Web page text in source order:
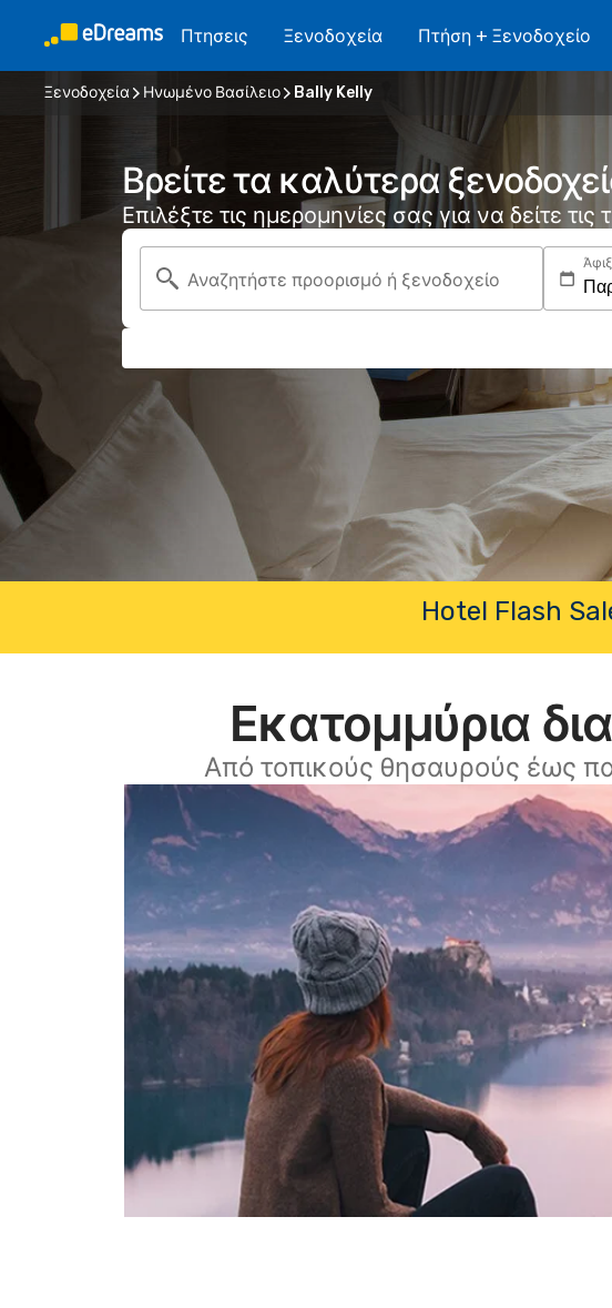
Πτησεις Ξενοδοχεία Πτήση + Ξενοδοχείο
Ξενοδοχεία Ηνωμένο Βασίλειο Bally Kelly
Βρείτε τα καλύτερα
Επιλέξτε τις ημερομηνίες σας για να δείτε
Αναζητήστε προορισμό ή ξενοδοχείο
Hotel Flash
Εκατομμύρια
Από τοπικούς θησαυρούς έως